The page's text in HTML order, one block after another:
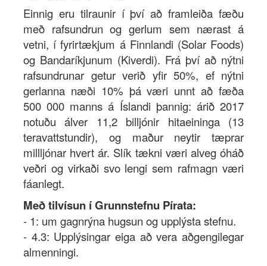
Einnig eru tilraunir í því að framleiða fæðu
með rafsundrun og gerlum sem nærast á
vetni, í fyrirtækjum á Finnlandi (Solar Foods)
og Bandaríkjunum (Kiverdi). Frá því að nýtni
rafsundrunar getur verið yfir 50%, ef nýtni
gerlanna næði 10% þá væri unnt að fæða
500 000 manns á Íslandi þannig: árið 2017
notuðu álver 11,2 billjónir hitaeininga (13
teravattstundir), og maður neytir tæprar
millljónar hvert ár. Slík tækni væri alveg óháð
veðri og virkaði svo lengi sem rafmagn væri
fáanlegt.
Með tilvísun í Grunnstefnu Pírata:
- 1: um gagnrýna hugsun og upplýsta stefnu.
- 4.3: Upplýsingar eiga að vera aðgengilegar
almenningi.